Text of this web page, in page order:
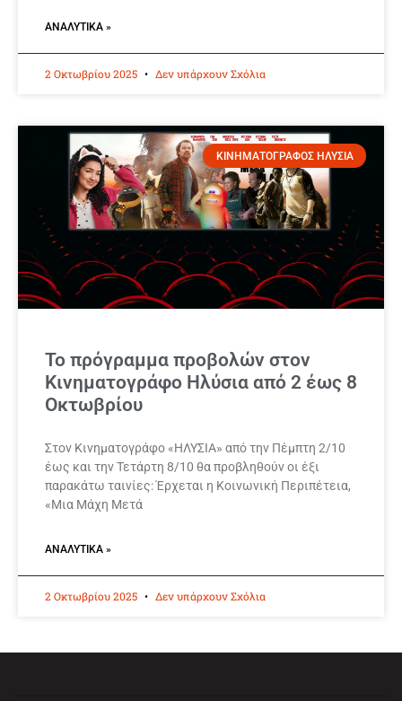
ΑΝΑΛΥΤΙΚΆ »
2 Οκτωβρίου 2025 Δεν υπάρχουν Σχόλια
ΚΙΝΗΜΑΤΟΓΡΑΦΟΣ ΗΛΥΣΙΑ
Το πρόγραμμα προβολών στον
Κινηματογράφο Ηλύσια από 2 έως 8
Οκτωβρίου
Στον Κινηματογράφο «ΗΛΥΣΙΑ» από την Πέμπτη 2/10
έως και την Τετάρτη 8/10 θα προβληθούν οι έξι
παρακάτω ταινίες: Έρχεται η Κοινωνική Περιπέτεια,
«Μια Μάχη Μετά
ΑΝΑΛΥΤΙΚΆ »
2 Οκτωβρίου 2025 Δεν υπάρχουν Σχόλια